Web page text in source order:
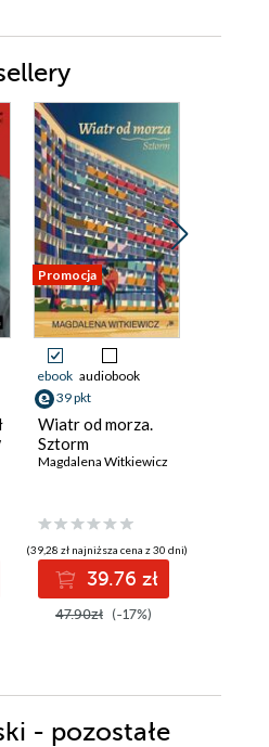
Promocja
ebook audiobook
39 pkt
Wiatr od morza.
Sztorm
Magdalena Witkiewicz
(39,28 zł najniższa cena z 30 dni)
39.76 zł
47.90zł (-17%)
- pozostałe